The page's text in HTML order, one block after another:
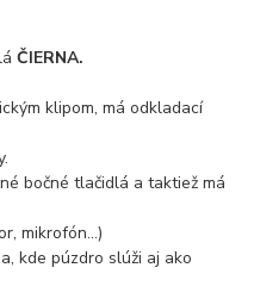
ČIERNA.
klipom, má odkladací
bočné tlačidlá a taktiež má
mikrofón...)
kde púzdro slúži aj ako